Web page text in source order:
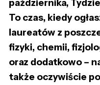
października,
To czas, kiedy
laureatów z
fizyki, chemii,
oraz dodatkowo –
także oczywiście